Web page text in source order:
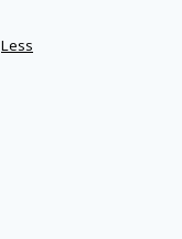
Less